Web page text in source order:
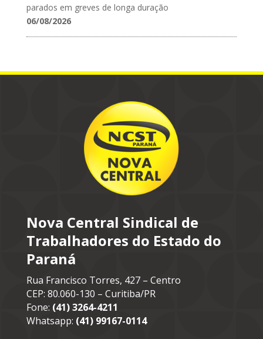
parados em greves de longa duração
06/08/2026
Nova Central Sindical de
Trabalhadores do Estado do
Paraná
Rua Francisco Torres, 427 – Centro
CEP: 80.060-130 – Curitiba/PR
Fone: (41) 3264-4211
Whatsapp: (41) 99167-0114